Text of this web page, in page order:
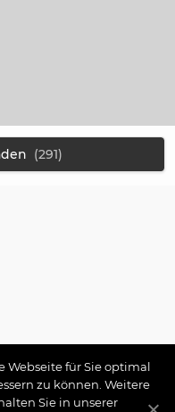
(291)
Webseite für Sie optimal
zu können. Weitere
Sie in unserer